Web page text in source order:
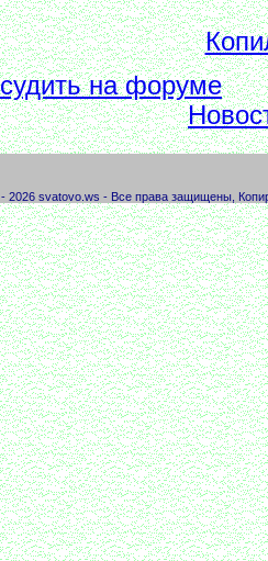
на форуме
2026 svatovo.ws - Все права защищены,